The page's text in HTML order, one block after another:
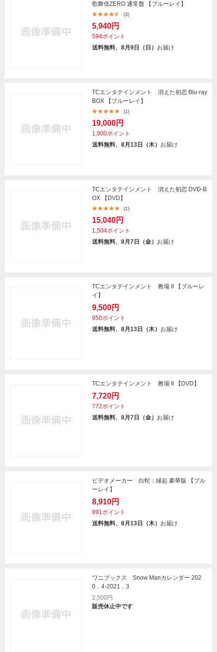
歌舞伎ZERO 通常盤 【ブルーレイ】
(3)
5,940円
594ポイント
送料無料、8月9日（日） お届け
TCエンタテインメント 消えた初恋 Blu-ray
BOX 【ブルーレイ】
(1)
19,000円
1,900ポイント
送料無料、8月13日（木） お届け
TCエンタテインメント 消えた初恋 DVD-B
OX 【DVD】
(1)
15,040円
1,504ポイント
送料無料、8月7日（金） お届け
TCエンタテインメント 教場 II 【ブルーレ
イ】
9,500円
950ポイント
送料無料、8月13日（木） お届け
TCエンタテインメント 教場 II 【DVD】
7,720円
772ポイント
送料無料、8月7日（金） お届け
ビデオメーカー 白蛇：縁起 豪華版 【ブル
ーレイ】
8,910円
891ポイント
送料無料、8月13日（木） お届け
ワニブックス Snow Manカレンダー 202
0．4-2021．3
2,500円
販売休止中です